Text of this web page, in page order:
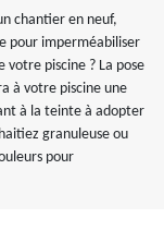
chantier en neuf,
pour imperméabiliser
votre piscine ? La pose
à votre piscine une
à la teinte à adopter
granuleuse ou
pour